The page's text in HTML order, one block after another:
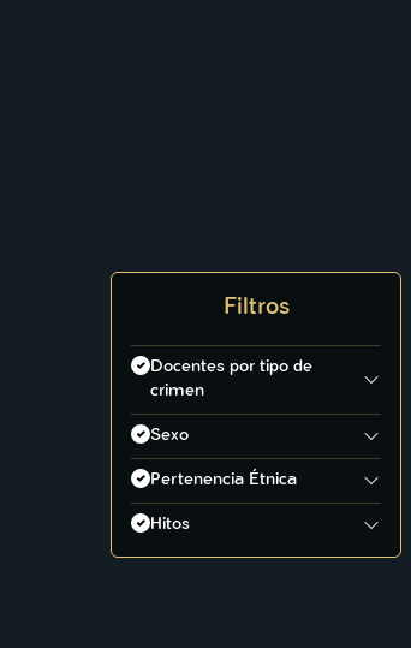
Filtros
Docentes por tipo de
crimen
Desaparición
Sexo
Hombre
Mujer
Pertenencia Étnica
Hitos
Antecedente de conflicto